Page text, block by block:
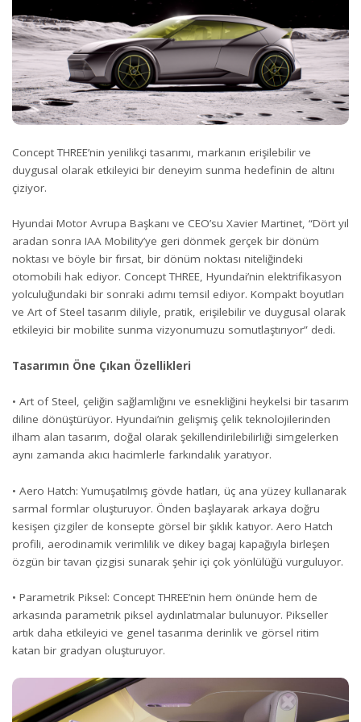
Concept THREE’nin yenilikçi tasarımı, markanın erişilebilir ve
duygusal olarak etkileyici bir deneyim sunma hedefinin de altını
çiziyor.
Hyundai Motor Avrupa Başkanı ve CEO’su Xavier Martinet, “Dört yıl
aradan sonra IAA Mobility’ye geri dönmek gerçek bir dönüm
noktası ve böyle bir fırsat, bir dönüm noktası niteliğindeki
otomobili hak ediyor. Concept THREE, Hyundai’nin elektrifikasyon
yolculuğundaki bir sonraki adımı temsil ediyor. Kompakt boyutları
ve Art of Steel tasarım diliyle, pratik, erişilebilir ve duygusal olarak
etkileyici bir mobilite sunma vizyonumuzu somutlaştırıyor” dedi.
Tasarımın Öne Çıkan Özellikleri
• Art of Steel, çeliğin sağlamlığını ve esnekliğini heykelsi bir tasarım
diline dönüştürüyor. Hyundai’nin gelişmiş çelik teknolojilerinden
ilham alan tasarım, doğal olarak şekillendirilebilirliği simgelerken
aynı zamanda akıcı hacimlerle farkındalık yaratıyor.
• Aero Hatch: Yumuşatılmış gövde hatları, üç ana yüzey kullanarak
sarmal formlar oluşturuyor. Önden başlayarak arkaya doğru
kesişen çizgiler de konsepte görsel bir şıklık katıyor. Aero Hatch
profili, aerodinamik verimlilik ve dikey bagaj kapağıyla birleşen
özgün bir tavan çizgisi sunarak şehir içi çok yönlülüğü vurguluyor.
• Parametrik Piksel: Concept THREE’nin hem önünde hem de
arkasında parametrik piksel aydınlatmalar bulunuyor. Pikseller
artık daha etkileyici ve genel tasarıma derinlik ve görsel ritim
katan bir gradyan oluşturuyor.